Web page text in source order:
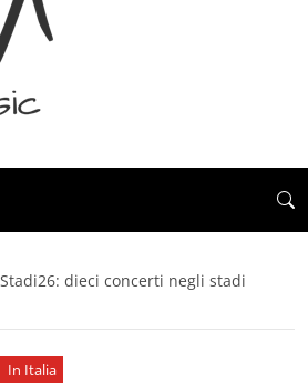
dieci concerti negli stadi
In Italia